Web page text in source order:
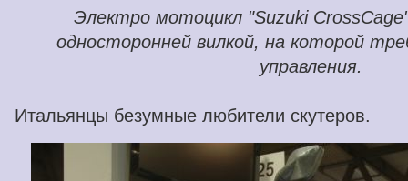
Электро мотоцикл "Suzuki
односторонней вилкой, на которой
управления.
Итальянцы безумные любители скутеров.